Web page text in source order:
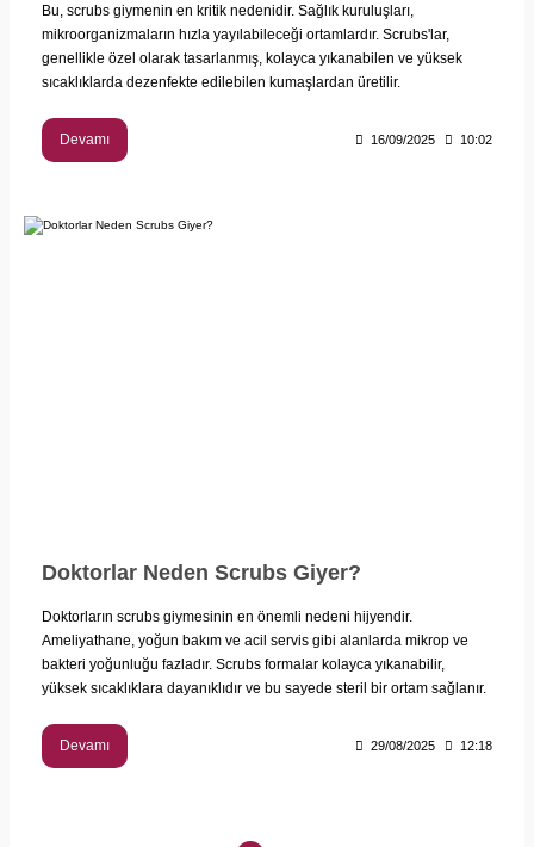
Bu, scrubs giymenin en kritik nedenidir. Sağlık kuruluşları,
mikroorganizmaların hızla yayılabileceği ortamlardır. Scrubs'lar,
genellikle özel olarak tasarlanmış, kolayca yıkanabilen ve yüksek
sıcaklıklarda dezenfekte edilebilen kumaşlardan üretilir.
Devamı 16/09/2025 10:02
Doktorlar Neden Scrubs Giyer?
Doktorların scrubs giymesinin en önemli nedeni hijyendir.
Ameliyathane, yoğun bakım ve acil servis gibi alanlarda mikrop ve
bakteri yoğunluğu fazladır. Scrubs formalar kolayca yıkanabilir,
yüksek sıcaklıklara dayanıklıdır ve bu sayede steril bir ortam sağlanır.
Devamı 29/08/2025 12:18